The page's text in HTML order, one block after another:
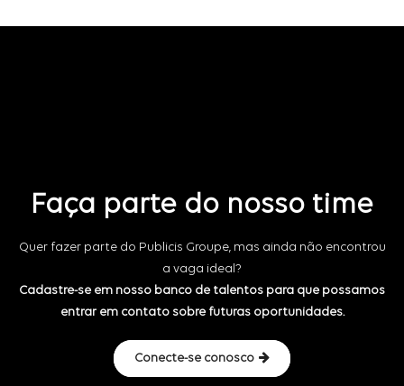
Faça parte do nosso time
Quer fazer parte do Publicis Groupe, mas ainda não encontrou
a vaga ideal?
Cadastre-se em nosso banco de talentos para que possamos
entrar em contato sobre futuras oportunidades.
Conecte-se conosco